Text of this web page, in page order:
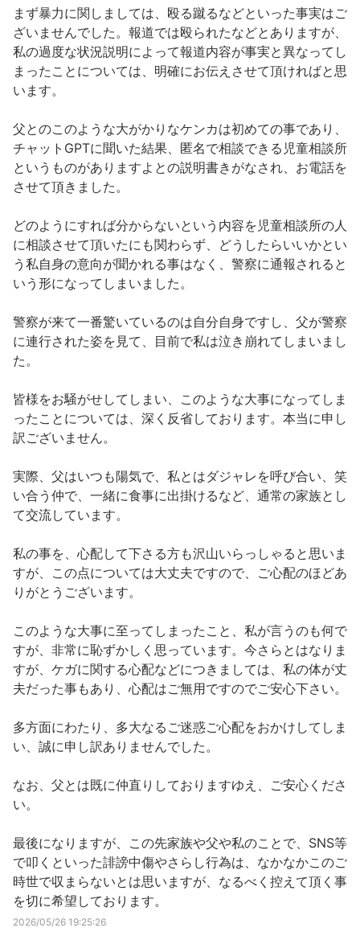
まず暴力に関しましては、殴る蹴るなどといった事実はご
ざいませんでした。報道では殴られたなどとありますが、
私の過度な状況説明によって報道内容が事実と異なってし
まったことについては、明確にお伝えさせて頂ければと思
います。
父とのこのような大がかりなケンカは初めての事であり、
チャットGPTに聞いた結果、匿名で相談できる児童相談所
というものがありますよとの説明書きがなされ、お電話を
させて頂きました。
どのようにすれば分からないという内容を児童相談所の人
に相談させて頂いたにも関わらず、どうしたらいいかとい
う私自身の意向が聞かれる事はなく、警察に通報されると
いう形になってしまいました。
警察が来て一番驚いているのは自分自身ですし、父が警察
に連行された姿を見て、目前で私は泣き崩れてしまいまし
た。
皆様をお騒がせしてしまい、このような大事になってしま
ったことについては、深く反省しております。本当に申し
訳ございません。
実際、父はいつも陽気で、私とはダジャレを呼び合い、笑
い合う仲で、一緒に食事に出掛けるなど、通常の家族とし
て交流しています。
私の事を、心配して下さる方も沢山いらっしゃると思いま
すが、この点については大丈夫ですので、ご心配のほどあ
りがとうございます。
このような大事に至ってしまったこと、私が言うのも何で
すが、非常に恥ずかしく思っています。今さらとはなりま
すが、ケガに関する心配などにつきましては、私の体が丈
夫だった事もあり、心配はご無用ですのでご安心下さい。
多方面にわたり、多大なるご迷惑ご心配をおかけしてしま
い、誠に申し訳ありませんでした。
なお、父とは既に仲直りしておりますゆえ、ご安心くださ
い。
最後になりますが、この先家族や父や私のことで、SNS等
で叩くといった誹謗中傷やさらし行為は、なかなかこのご
時世で収まらないとは思いますが、なるべく控えて頂く事
を切に希望しております。
2026/05/26 19:25:26